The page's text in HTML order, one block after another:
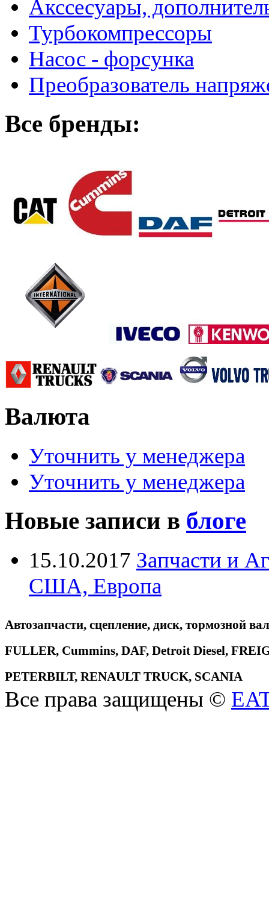
Акссесуары,
Турбокомпрессоры
Насос - форсунка
Преобразователь
Все бренды:
Валюта
Уточнить у менеджера
Уточнить у менеджера
Новые записи в блоге
15.10.2017 Запчасти и
США, Европа
Автозапчасти, сцепление, диск, тормозной
FULLER, Cummins, DAF, Detroit Diesel,
PETERBILT, RENAULT TRUCK, SCANIA
Все права защищены ©